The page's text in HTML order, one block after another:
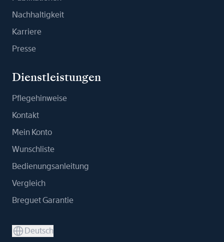
Nachhaltigkeit
Karriere
Presse
Dienstleistungen
Pflegehinweise
Kontakt
Mein Konto
Wunschliste
Bedienungsanleitung
Vergleich
Breguet Garantie
Deutsch